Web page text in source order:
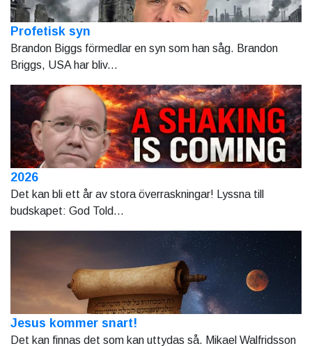
Profetisk syn
Brandon Biggs förmedlar en syn som han såg. Brandon
Briggs, USA har bliv...
2026
Det kan bli ett år av stora överraskningar! Lyssna till
budskapet: God Told...
Jesus kommer snart!
Det kan finnas det som kan uttydas så. Mikael Walfridsson